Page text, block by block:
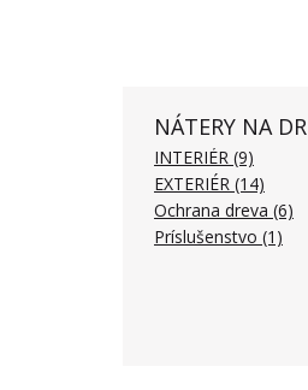
NÁTERY NA
INTERIÉR (9)
EXTERIÉR (14)
Ochrana dreva (6)
Príslušenstvo (1)